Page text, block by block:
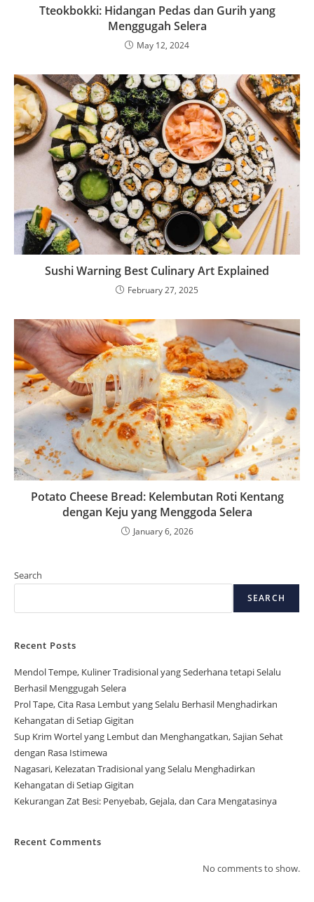
Tteokbokki: Hidangan Pedas dan Gurih yang
Menggugah Selera
May 12, 2024
Sushi Warning Best Culinary Art Explained
February 27, 2025
Potato Cheese Bread: Kelembutan Roti Kentang
dengan Keju yang Menggoda Selera
January 6, 2026
Search
SEARCH
Recent Posts
Mendol Tempe, Kuliner Tradisional yang Sederhana tetapi Selalu
Berhasil Menggugah Selera
Prol Tape, Cita Rasa Lembut yang Selalu Berhasil Menghadirkan
Kehangatan di Setiap Gigitan
Sup Krim Wortel yang Lembut dan Menghangatkan, Sajian Sehat
dengan Rasa Istimewa
Nagasari, Kelezatan Tradisional yang Selalu Menghadirkan
Kehangatan di Setiap Gigitan
Kekurangan Zat Besi: Penyebab, Gejala, dan Cara Mengatasinya
Recent Comments
No comments to show.